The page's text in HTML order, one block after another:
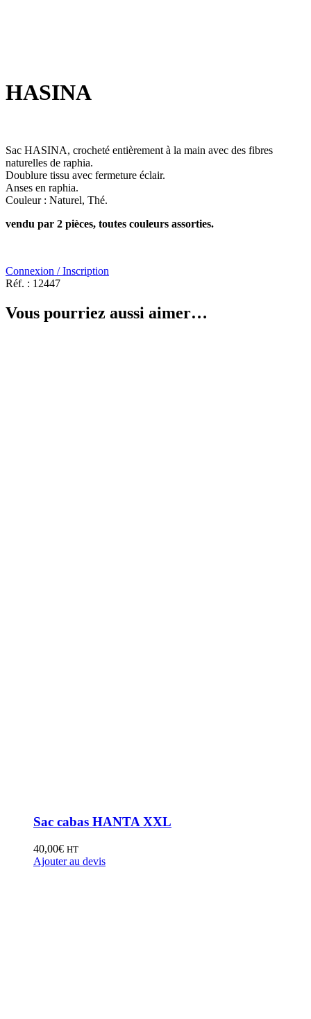
HASINA
Sac HASINA, crocheté entièrement à la main avec des fibres
naturelles de raphia.
Doublure tissu avec fermeture éclair.
Anses en raphia.
Couleur : Naturel, Thé.
vendu par 2 pièces, toutes couleurs assorties.
Connexion / Inscription
Réf. : 12447
Vous pourriez aussi aimer…
Sac cabas HANTA XXL
40,00€ HT
Ajouter au devis